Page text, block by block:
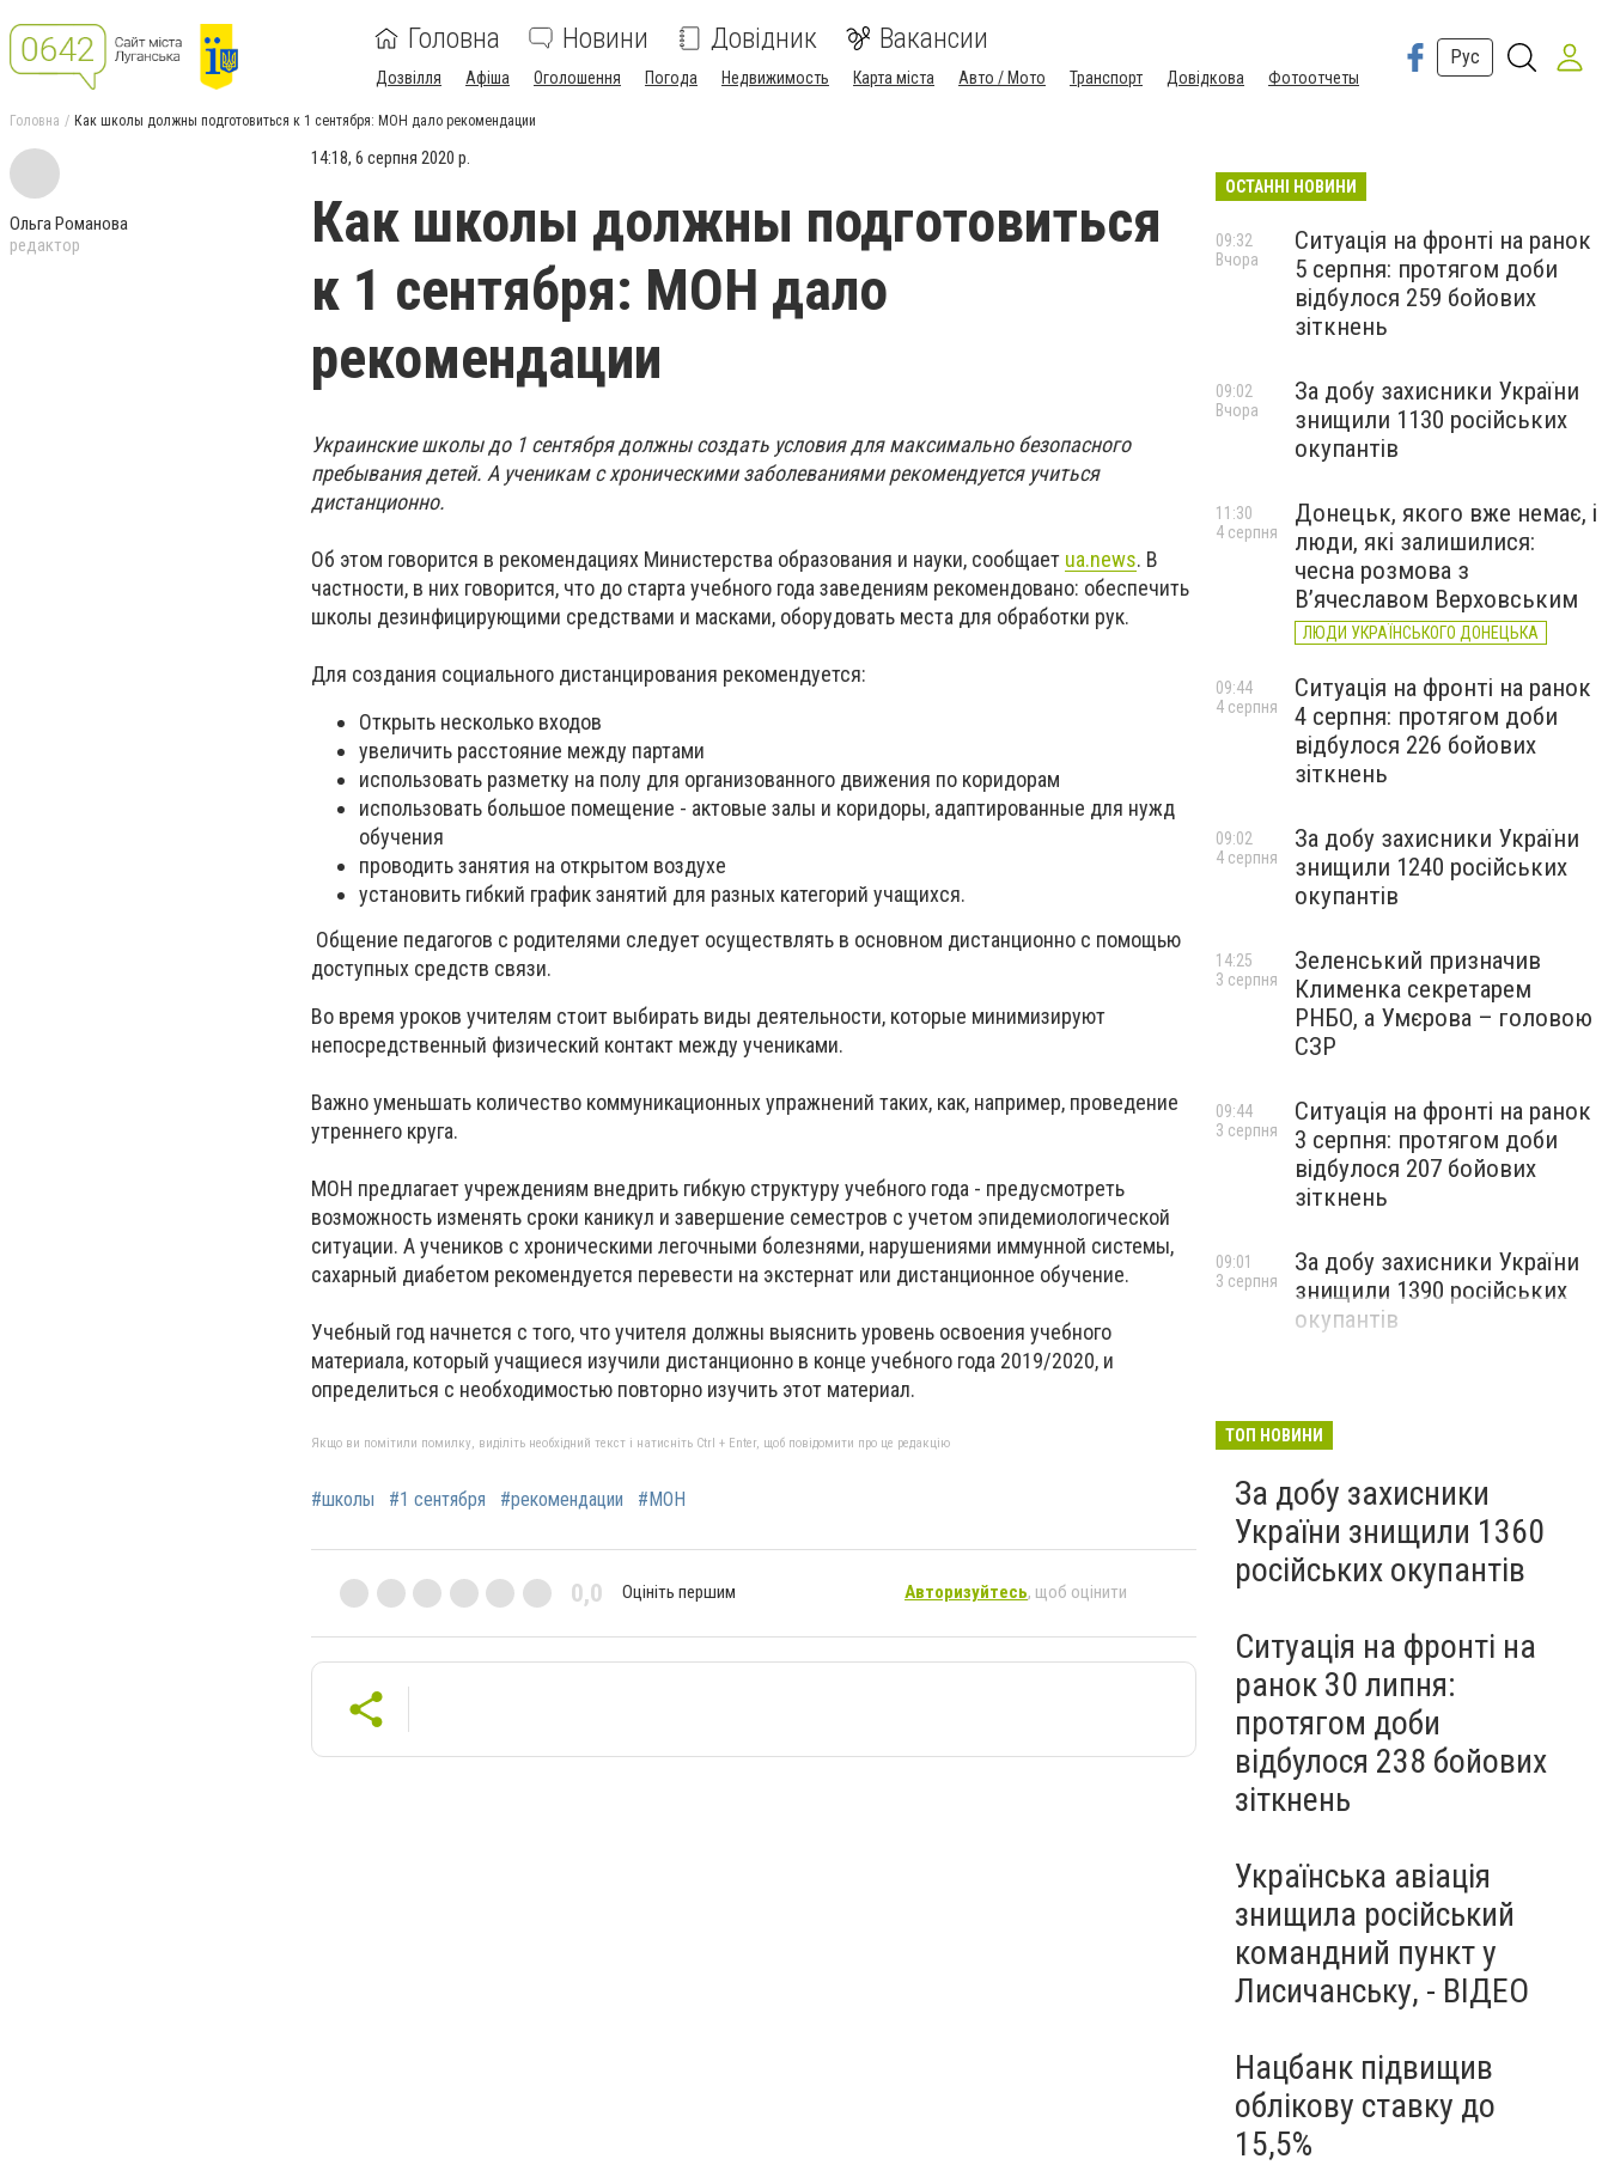
Головна Новини Довідник Вакансии
Дозвілля Афіша Оголошення Погода Недвижимость Карта міста Авто / Мото Транспорт Довідкова Фотоотчеты
Рус
Головна Как школы должны подготовиться к 1 сентября: МОН дало рекомендации
Ольга Романова
редактор
14:18, 6 серпня 2020 р.
Как школы должны подготовиться
к 1 сентября: МОН дало
рекомендации
Украинские школы до 1 сентября должны создать условия для максимально безопасного
пребывания детей. А ученикам с хроническими заболеваниями рекомендуется учиться
дистанционно.
Об этом говорится в рекомендациях Министерства образования и науки, сообщает ua.news. В
частности, в них говорится, что до старта учебного года заведениям рекомендовано: обеспечить
школы дезинфицирующими средствами и масками, оборудовать места для обработки рук.
Для создания социального дистанцирования рекомендуется:
Открыть несколько входов
увеличить расстояние между партами
использовать разметку на полу для организованного движения по коридорам
использовать большое помещение - актовые залы и коридоры, адаптированные для нужд
обучения
проводить занятия на открытом воздухе
установить гибкий график занятий для разных категорий учащихся.
Общение педагогов с родителями следует осуществлять в основном дистанционно с помощью
доступных средств связи.
Во время уроков учителям стоит выбирать виды деятельности, которые минимизируют
непосредственный физический контакт между учениками.
Важно уменьшать количество коммуникационных упражнений таких, как, например, проведение
утреннего круга.
МОН предлагает учреждениям внедрить гибкую структуру учебного года - предусмотреть
возможность изменять сроки каникул и завершение семестров с учетом эпидемиологической
ситуации. А учеников с хроническими легочными болезнями, нарушениями иммунной системы,
сахарный диабетом рекомендуется перевести на экстернат или дистанционное обучение.
Учебный год начнется с того, что учителя должны выяснить уровень освоения учебного
материала, который учащиеся изучили дистанционно в конце учебного года 2019/2020, и
определиться с необходимостью повторно изучить этот материал.
Якщо ви помітили помилку, виділіть необхідний текст і натисніть Ctrl + Enter, щоб повідомити про це редакцію
#школы #1 сентября #рекомендации #МОН
0,0 Оцініть першим Авторизуйтесь, щоб оцінити
ОСТАННІ НОВИНИ
Ситуація на фронті на ранок
5 серпня: протягом доби
відбулося 259 бойових
зіткнень
09:32
Вчора
За добу захисники України
знищили 1130 російських
окупантів
09:02
Вчора
Донецьк, якого вже немає, і
люди, які залишилися:
чесна розмова з
В’ячеславом Верховським
ЛЮДИ УКРАЇНСЬКОГО ДОНЕЦЬКА
11:30
4 серпня
Ситуація на фронті на ранок
4 серпня: протягом доби
відбулося 226 бойових
зіткнень
09:44
4 серпня
За добу захисники України
знищили 1240 російських
окупантів
09:02
4 серпня
Зеленський призначив
Клименка секретарем
РНБО, а Умєрова – головою
СЗР
14:25
3 серпня
Ситуація на фронті на ранок
3 серпня: протягом доби
відбулося 207 бойових
зіткнень
09:44
3 серпня
За добу захисники України
знищили 1390 російських
окупантів
09:01
3 серпня
ТОП НОВИНИ
За добу захисники
України знищили 1360
російських окупантів
Ситуація на фронті на
ранок 30 липня:
протягом доби
відбулося 238 бойових
зіткнень
Українська авіація
знищила російський
командний пункт у
Лисичанську, - ВІДЕО
Нацбанк підвищив
облікову ставку до
15,5%